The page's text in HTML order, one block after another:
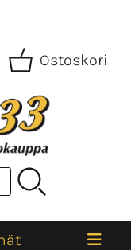
Ostoskori